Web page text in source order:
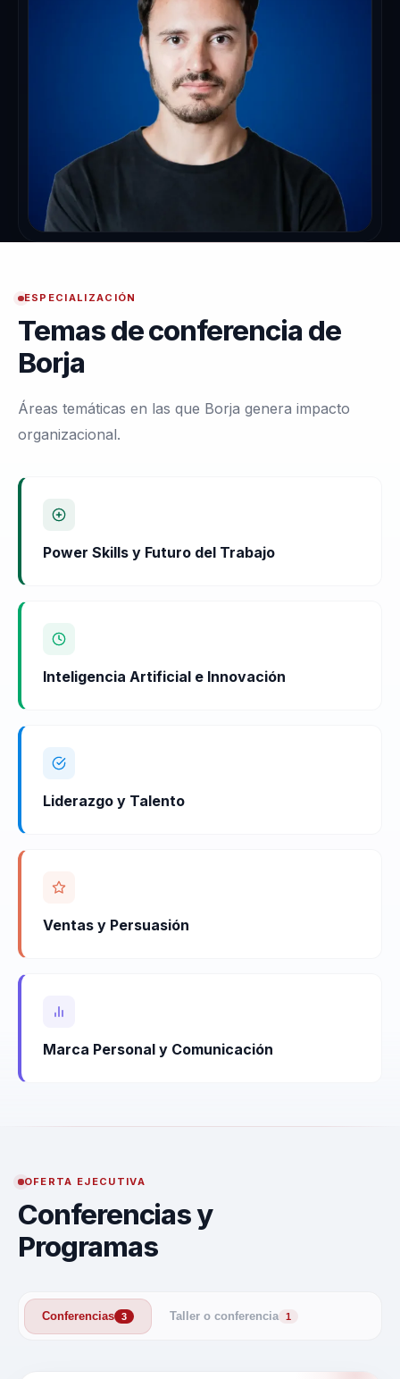
ESPECIALIZACIÓN
Temas de conferencia de
Borja
Áreas temáticas en las que Borja genera impacto
organizacional.
Power Skills y Futuro del Trabajo
Inteligencia Artificial e Innovación
Liderazgo y Talento
Ventas y Persuasión
Marca Personal y Comunicación
OFERTA EJECUTIVA
Conferencias y
Programas
Conferencias 3 Taller o conferencia 1